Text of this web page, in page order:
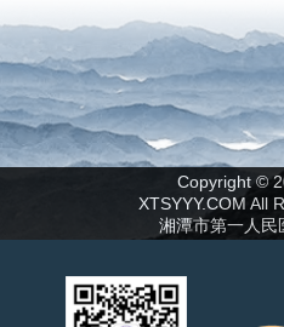
Copyright ©
XTSYYY.COM All
湘潭市第一人民